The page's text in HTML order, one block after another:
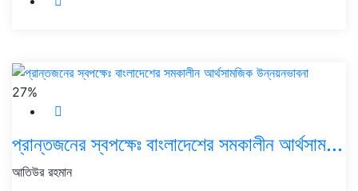
27%
প্রান্তজনের স্বপক্ষেঃ বাংলাদেশের সমকালীন আর্থসাম...
আতিউর রহমান